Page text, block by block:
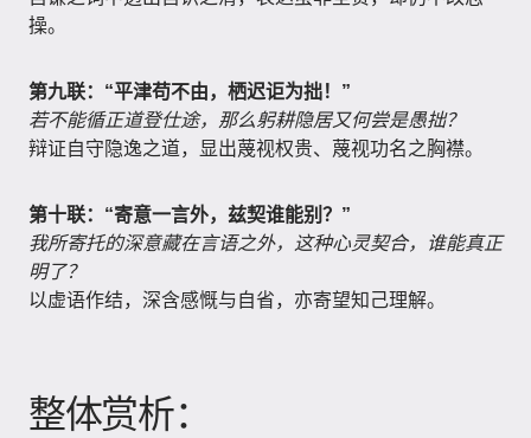
操。
第九联：“平津苟不由，栖迟讵为拙！”
若不能循正道登仕途，那么躬耕隐居又何尝是愚拙？
辩证自守隐逸之道，显出蔑视权贵、蔑视功名之胸襟。
第十联：“寄意一言外，兹契谁能别？”
我所寄托的深意藏在言语之外，这种心灵契合，谁能真正
明了？
以虚语作结，深含感慨与自省，亦寄望知己理解。
整体赏析：